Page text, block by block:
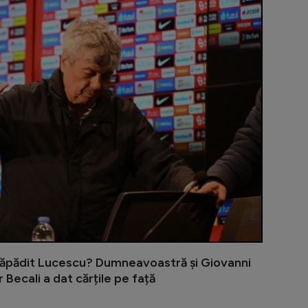
Lucescu? Dumneavoastră și Giovanni
a dat cărțile pe față